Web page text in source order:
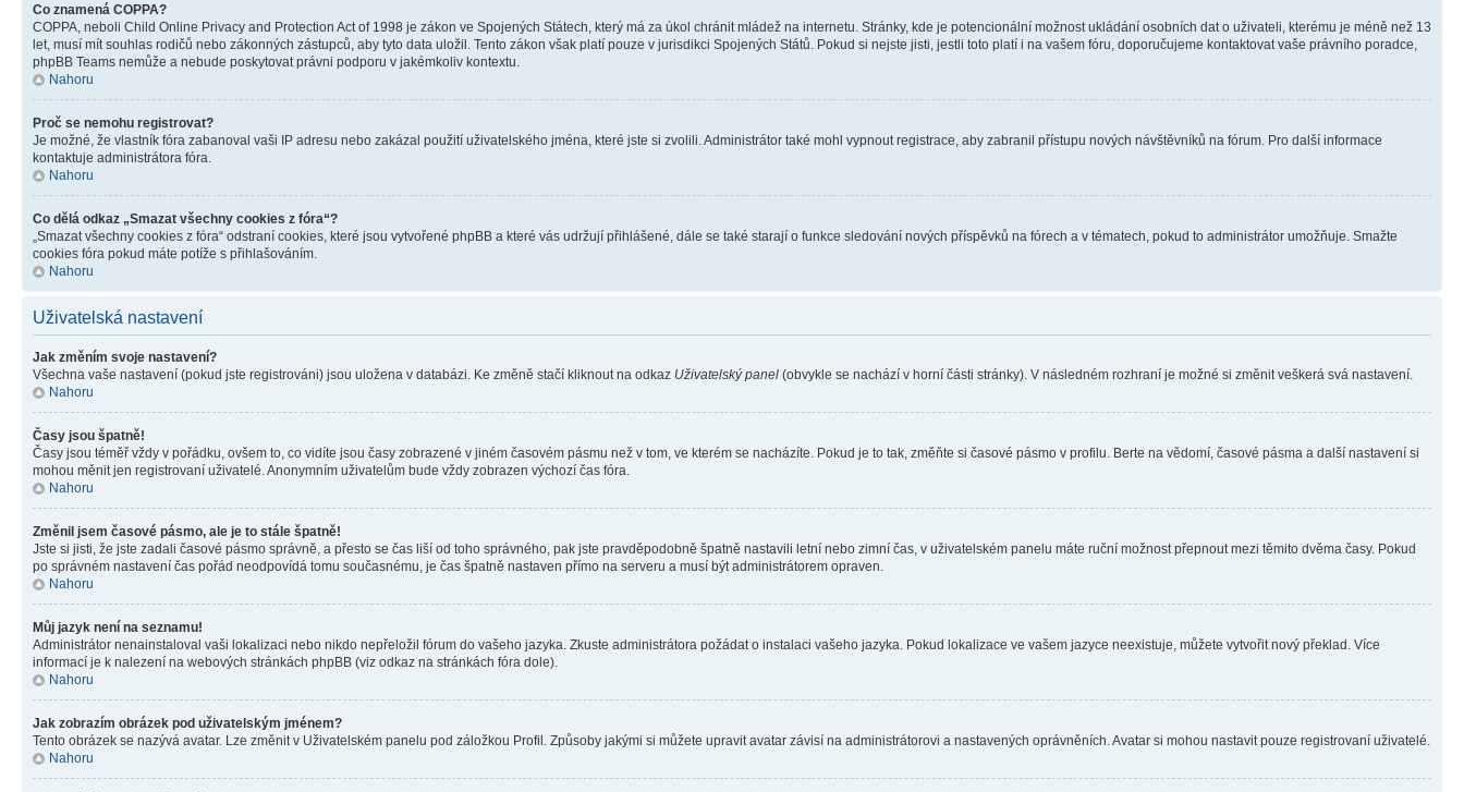
Co znamená COPPA?
COPPA, neboli Child Online Privacy and Protection Act of 1998 je zákon ve Spojených Státech, který má za úkol chránit mládež na internetu. Stránky, kde je potencionální možnost ukládání osobních dat o uživateli, kterému je méně než 13
let, musí mít souhlas rodičů nebo zákonných zástupců, aby tyto data uložil. Tento zákon však platí pouze v jurisdikci Spojených Států. Pokud si nejste jisti, jestli toto platí i na vašem fóru, doporučujeme kontaktovat vaše právního poradce,
phpBB Teams nemůže a nebude poskytovat právni podporu v jakémkoliv kontextu.
Nahoru
Proč se nemohu registrovat?
Je možné, že vlastník fóra zabanoval vaši IP adresu nebo zakázal použití uživatelského jména, které jste si zvolili. Administrátor také mohl vypnout registrace, aby zabranil přístupu nových návštěvníků na fórum. Pro další informace
kontaktuje administrátora fóra.
Nahoru
Co dělá odkaz „Smazat všechny cookies z fóra“?
„Smazat všechny cookies z fóra“ odstraní cookies, které jsou vytvořené phpBB a které vás udržují přihlášené, dále se také starají o funkce sledování nových příspěvků na fórech a v tématech, pokud to administrátor umožňuje. Smažte
cookies fóra pokud máte potíže s přihlašováním.
Nahoru
Uživatelská nastavení
Jak změním svoje nastavení?
Všechna vaše nastavení (pokud jste registrováni) jsou uložena v databázi. Ke změně stačí kliknout na odkaz Uživatelský panel (obvykle se nachází v horní části stránky). V následném rozhraní je možné si změnit veškerá svá nastavení.
Nahoru
Časy jsou špatně!
Časy jsou téměř vždy v pořádku, ovšem to, co vidíte jsou časy zobrazené v jiném časovém pásmu než v tom, ve kterém se nacházíte. Pokud je to tak, změňte si časové pásmo v profilu. Berte na vědomí, časové pásma a další nastavení si
mohou měnit jen registrovaní uživatelé. Anonymním uživatelům bude vždy zobrazen výchozí čas fóra.
Nahoru
Změnil jsem časové pásmo, ale je to stále špatně!
Jste si jisti, že jste zadali časové pásmo správně, a přesto se čas liší od toho správného, pak jste pravděpodobně špatně nastavili letní nebo zimní čas, v uživatelském panelu máte ruční možnost přepnout mezi těmito dvěma časy. Pokud
po správném nastavení čas pořád neodpovídá tomu současnému, je čas špatně nastaven přímo na serveru a musí být administrátorem opraven.
Nahoru
Můj jazyk není na seznamu!
Administrátor nenainstaloval vaši lokalizaci nebo nikdo nepřeložil fórum do vašeho jazyka. Zkuste administrátora požádat o instalaci vašeho jazyka. Pokud lokalizace ve vašem jazyce neexistuje, můžete vytvořit nový překlad. Více
informací je k nalezení na webových stránkách phpBB (viz odkaz na stránkách fóra dole).
Nahoru
Jak zobrazím obrázek pod uživatelským jménem?
Tento obrázek se nazývá avatar. Lze změnit v Uživatelském panelu pod záložkou Profil. Způsoby jakými si můžete upravit avatar závisí na administrátorovi a nastavených oprávněních. Avatar si mohou nastavit pouze registrovaní uživatelé.
Nahoru